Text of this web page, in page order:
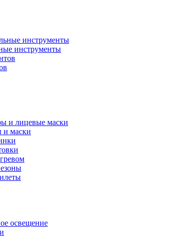
инструменты
и лицевые маски
и маски
освещение